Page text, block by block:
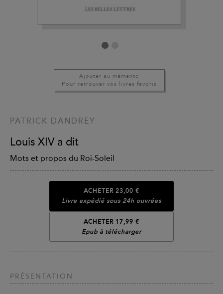
Ajouter au mémento
Pour retrouver vos livres favoris
PATRICK DANDREY
Louis XIV a dit
Mots et propos du Roi-Soleil
ACHETER 23,00 €
Livre expédié sous 24h ouvrées
ACHETER 17,99 €
Epub à télécharger
PRÉSENTATION